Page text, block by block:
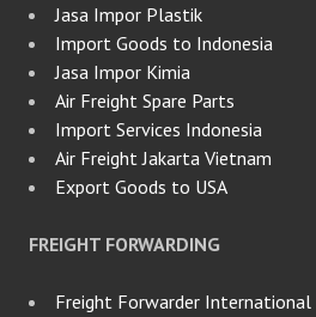
Jasa Impor Plastik
Import Goods to Indonesia
Jasa Impor Kimia
Air Freight Spare Parts
Import Services Indonesia
Air Freight Jakarta Vietnam
Export Goods to USA
FREIGHT FORWARDING
Freight Forwarder International